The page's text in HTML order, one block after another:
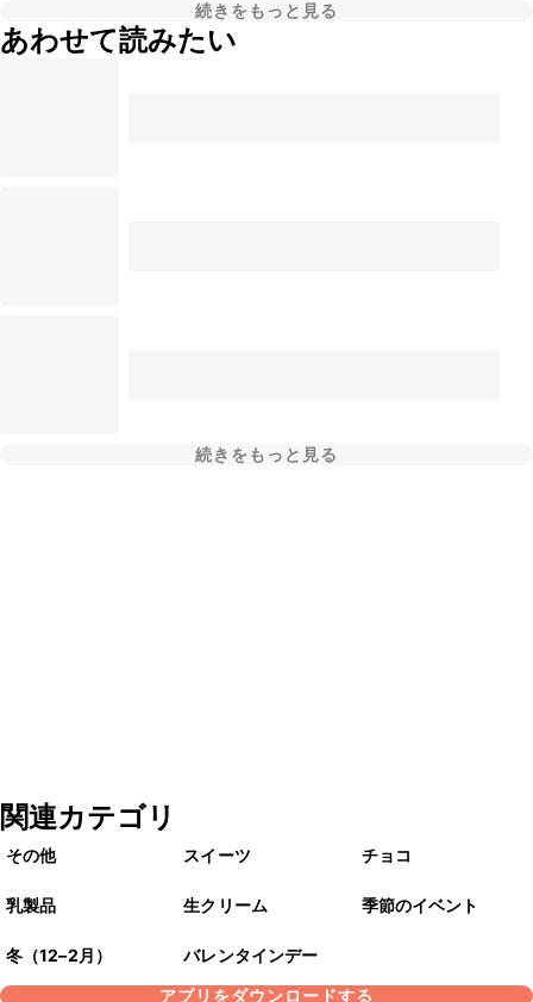
続きをもっと見る
あわせて読みたい
続きをもっと見る
関連カテゴリ
その他 スイーツ チョコ
乳製品 生クリーム 季節のイベント
冬（12–2月）
バレンタインデー
アプリをダウンロードする